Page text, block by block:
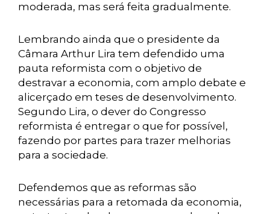
moderada, mas será feita gradualmente.
Lembrando ainda que o presidente da
Câmara Arthur Lira tem defendido uma
pauta reformista com o objetivo de
destravar a economia, com amplo debate e
alicerçado em teses de desenvolvimento.
Segundo Lira, o dever do Congresso
reformista é entregar o que for possível,
fazendo por partes para trazer melhorias
para a sociedade.
Defendemos que as reformas são
necessárias para a retomada da economia,